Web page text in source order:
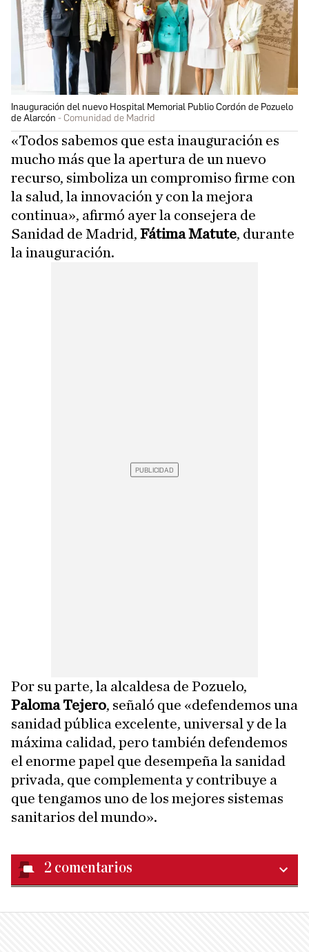
Inauguración del nuevo Hospital Memorial Publio Cordón de Pozuelo
de Alarcón
Comunidad de Madrid
«Todos sabemos que esta inauguración es
mucho más que la apertura de un nuevo
recurso, simboliza un compromiso firme con
la salud, la innovación y con la mejora
continua», afirmó ayer la consejera de
Sanidad de Madrid, Fátima Matute, durante
la inauguración.
Por su parte, la alcaldesa de Pozuelo,
Paloma Tejero, señaló que «defendemos una
sanidad pública excelente, universal y de la
máxima calidad, pero también defendemos
el enorme papel que desempeña la sanidad
privada, que complementa y contribuye a
que tengamos uno de los mejores sistemas
sanitarios del mundo».
2 comentarios